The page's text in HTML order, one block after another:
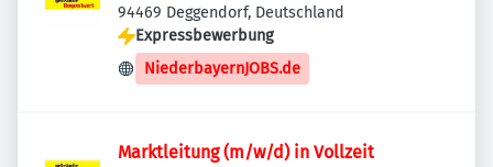
94469 Deggendorf, Deutschland
Expressbewerbung
NiederbayernJOBS.de
Marktleitung (m/w/d) in Vollzeit